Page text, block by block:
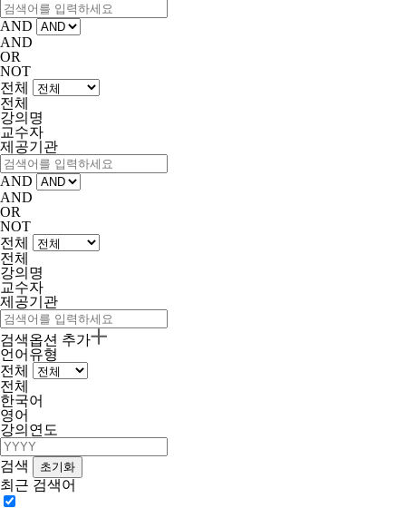
AND
AND
OR
NOT
전체
전체
강의명
교수자
제공기관
AND
AND
OR
NOT
전체
전체
강의명
교수자
제공기관
검색옵션 추가
언어유형
전체
전체
한국어
영어
강의연도
검색
최근 검색어